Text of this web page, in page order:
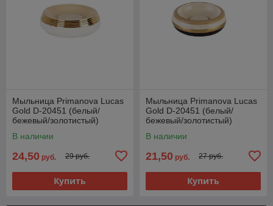
Мыльница Primanova Lucas
Gold D-20451 (белый/
бежевый/золотистый)
В наличии
24,50 руб. 29 руб.
Купить
Мыльница Primanova Lucas
Gold D-20451 (белый/
бежевый/золотистый)
В наличии
21,50 руб. 27 руб.
Купить